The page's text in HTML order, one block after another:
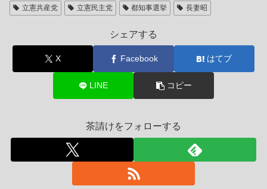
立憲共産党
立憲民主党 都知事選挙 長妻昭
シェアする
X Facebook はてブ
LINE コピー
茶請けをフォローする